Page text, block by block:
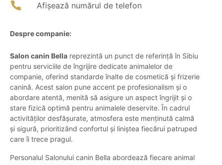
Afișează numărul de telefon
Despre companie:
Salon canin Bella reprezintă un punct de referință în Sibiu
pentru serviciile de îngrijire dedicate animalelor de
companie, oferind standarde înalte de cosmetică și frizerie
canină. Acest salon pune accent pe profesionalism și o
abordare atentă, menită să asigure un aspect îngrijit și o
stare fizică optimă pentru animalele deservite. În cadrul
activităților desfășurate, atmosfera este menținută calmă
și sigură, prioritizând confortul și liniștea fiecărui patruped
care îi trece pragul.
Personalul Salonului canin Bella abordează fiecare animal